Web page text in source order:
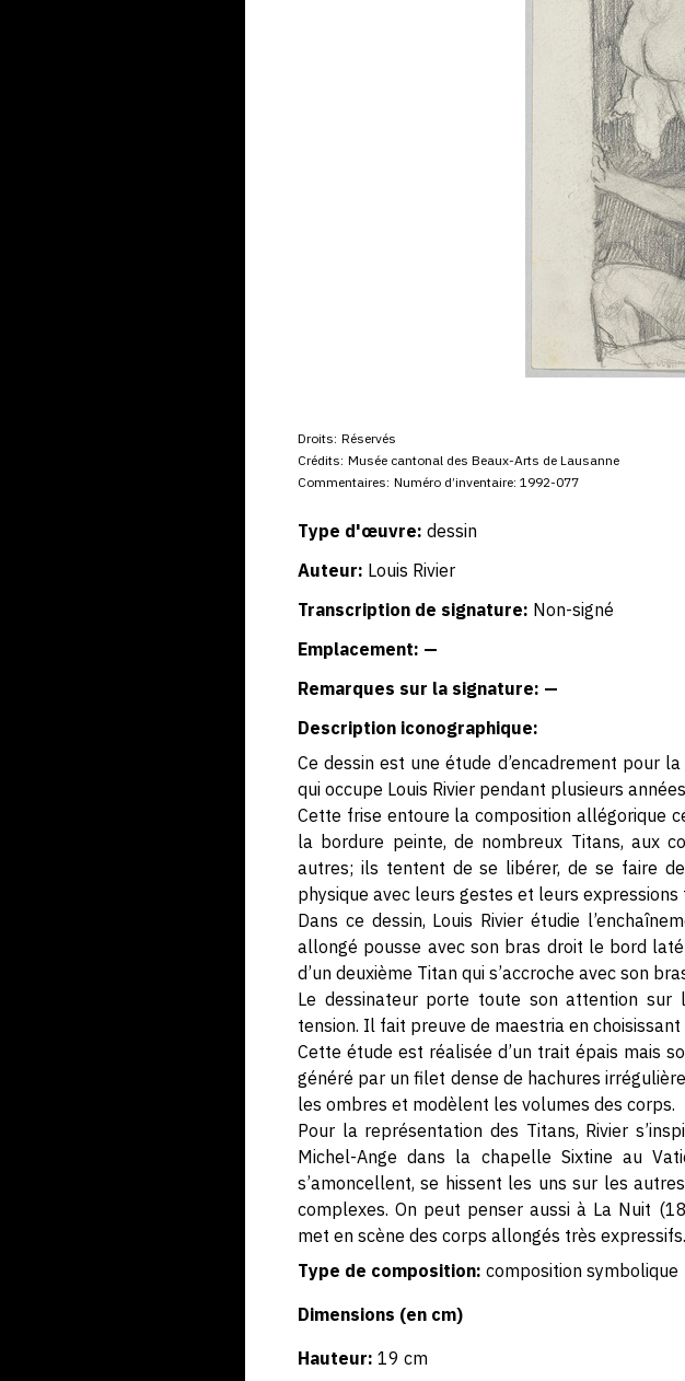
Droits: Réservés
Crédits: Musée cantonal des Beaux-Arts de Lausanne
Commentaires: Numéro d’inventaire: 1992-077
Type d'œuvre: dessin
Auteur: Louis Rivier
Transcription de signature: Non-signé
Emplacement: —
Remarques sur la signature: —
Description iconographique:
Ce dessin est une étude d’encadrement pour
qui occupe Louis Rivier pendant plusieurs
Cette frise entoure la composition allégorique
la bordure peinte, de nombreux Titans, aux
autres; ils tentent de se libérer, de se faire
physique avec leurs gestes et leurs expressions
Dans ce dessin, Louis Rivier étudie
allongé pousse avec son bras droit le bord
d’un deuxième Titan qui s’accroche avec son
Le dessinateur porte toute son attention sur
tension. Il fait preuve de maestria en
Cette étude est réalisée d’un trait épais mais
généré par un filet dense de hachures
les ombres et modèlent les volumes des corps.
Pour la représentation des Titans, Rivier
Michel-Ange dans la chapelle Sixtine au
s’amoncellent, se hissent les uns sur les
complexes. On peut penser aussi à La Nuit
met en scène des corps allongés très expressifs.
Type de composition: composition symbolique
Dimensions (en cm)
Hauteur: 19 cm